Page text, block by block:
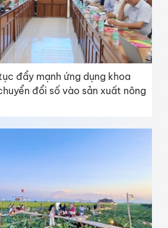
đẩy mạnh ứng dụng khoa
đổi số vào sản xuất nông